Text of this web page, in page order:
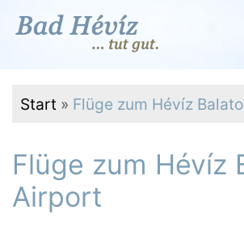
Start » Flüge zum Hévíz
Flüge zum Hévíz
Airport